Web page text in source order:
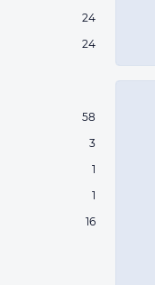
24
24
58
3
1
1
16